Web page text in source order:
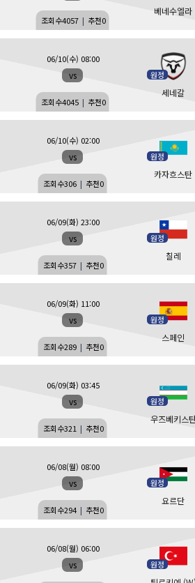
베네수엘라
조회수4057 | 추천0
vs 원정
세네갈
06/10(수) 08:00
조회수4045 | 추천0
vs 원정
카자흐스탄
06/10(수) 02:00
조회수306 | 추천0
vs 원정
칠레
06/09(화) 23:00
조회수357 | 추천0
vs 원정
스페인
06/09(화) 11:00
조회수289 | 추천0
vs 원정
우즈베키스
06/09(화) 03:45
조회수321 | 추천0
vs 원정
요르단
06/08(월) 08:00
조회수294 | 추천0
vs 원정
06/08(월) 06:00